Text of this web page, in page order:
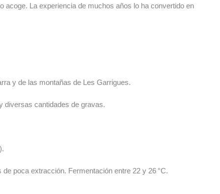
acoge. La experiencia de muchos años lo ha convertido en
y de las montañas de Les Garrigues.
diversas cantidades de gravas.
poca extracción. Fermentación entre 22 y 26 °C.